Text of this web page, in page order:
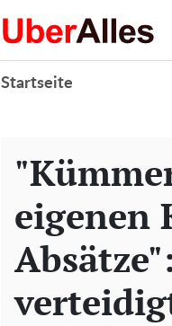
Startseite
eigenen